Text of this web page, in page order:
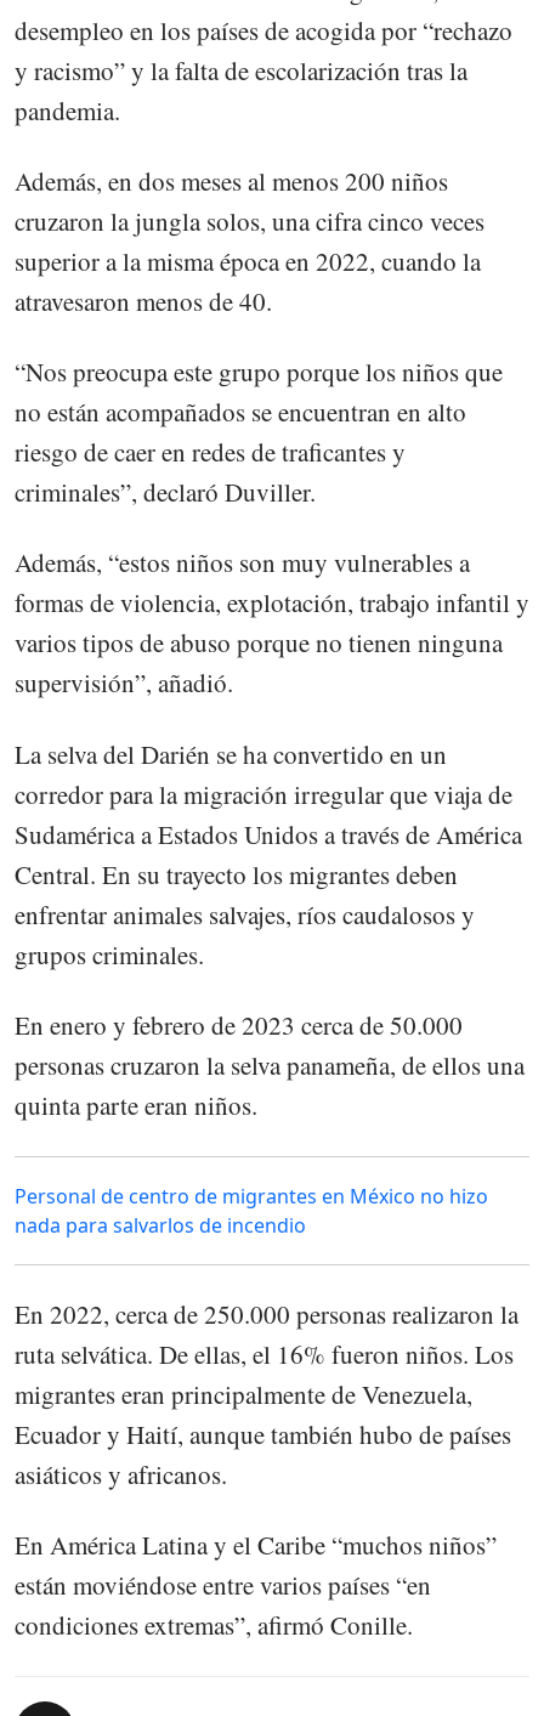
desempleo en los países de acogida por “rechazo
y racismo” y la falta de escolarización tras la
pandemia.
Además, en dos meses al menos 200 niños
cruzaron la jungla solos, una cifra cinco veces
superior a la misma época en 2022, cuando la
atravesaron menos de 40.
“Nos preocupa este grupo porque los niños que
no están acompañados se encuentran en alto
riesgo de caer en redes de traficantes y
criminales”, declaró Duviller.
Además, “estos niños son muy vulnerables a
formas de violencia, explotación, trabajo infantil y
varios tipos de abuso porque no tienen ninguna
supervisión”, añadió.
La selva del Darién se ha convertido en un
corredor para la migración irregular que viaja de
Sudamérica a Estados Unidos a través de América
Central. En su trayecto los migrantes deben
enfrentar animales salvajes, ríos caudalosos y
grupos criminales.
En enero y febrero de 2023 cerca de 50.000
personas cruzaron la selva panameña, de ellos una
quinta parte eran niños.
Personal de centro de migrantes en México no hizo
nada para salvarlos de incendio
En 2022, cerca de 250.000 personas realizaron la
ruta selvática. De ellas, el 16% fueron niños. Los
migrantes eran principalmente de Venezuela,
Ecuador y Haití, aunque también hubo de países
asiáticos y africanos.
En América Latina y el Caribe “muchos niños”
están moviéndose entre varios países “en
condiciones extremas”, afirmó Conille.